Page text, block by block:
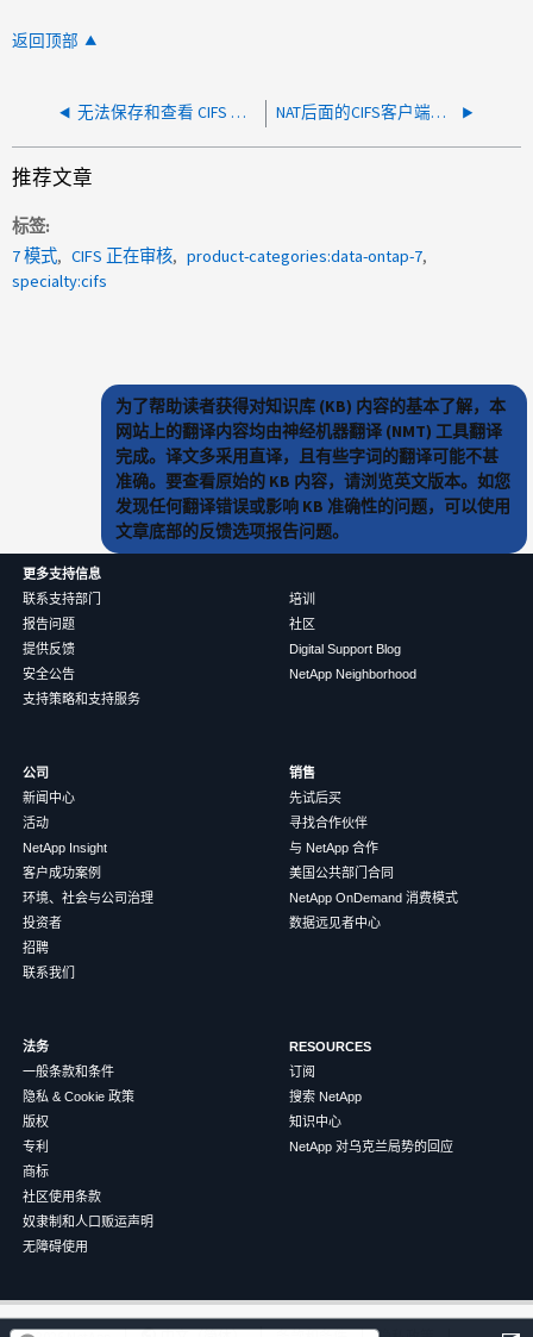
返回顶部
无法保存和查看 CIFS 审核日志 NAT后面的CIFS客户端间歇性断开连接
推荐文章
标签
7 模式
CIFS 正在审核
product-categories:data-ontap-7
specialty:cifs
为了帮助读者获得对知识库 (KB) 内容的基本了解，本
网站上的翻译内容均由神经机器翻译 (NMT) 工具翻译
完成。译文多采用直译，且有些字词的翻译可能不甚
准确。要查看原始的 KB 内容，请浏览英文版本。如您
发现任何翻译错误或影响 KB 准确性的问题，可以使用
文章底部的反馈选项报告问题。
更多支持信息
联系支持部门
报告问题
提供反馈
安全公告
支持策略和支持服务
培训
社区
Digital Support Blog
NetApp Neighborhood
公司
新闻中心
活动
NetApp Insight
客户成功案例
环境、社会与公司治理
投资者
招聘
联系我们
销售
先试后买
寻找合作伙伴
与 NetApp 合作
美国公共部门合同
NetApp OnDemand 消费模式
数据远见者中心
法务
一般条款和条件
隐私 & Cookie 政策
版权
专利
商标
社区使用条款
奴隶制和人口贩运声明
无障碍使用
RESOURCES
订阅
搜索 NetApp
知识中心
NetApp 对乌克兰局势的回应